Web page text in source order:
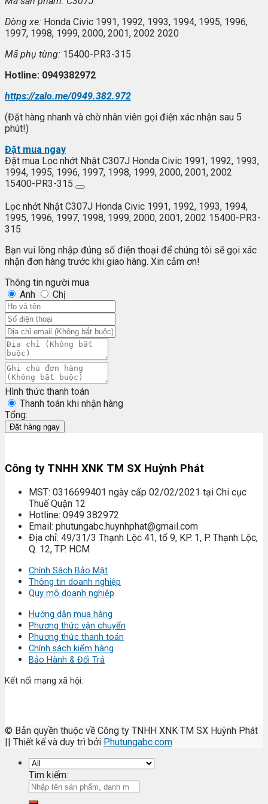
Dòng xe: Honda Civic 1991, 1992, 1993, 1994, 1995, 1996,
1997, 1998, 1999, 2000, 2001, 2002 2020
Mã phụ tùng: 15400-PR3-315
Hotline: 0949382972
https://zalo.me/0949.382.972
(Đặt hàng nhanh và chờ nhân viên gọi điện xác nhận sau 5
phút!)
Đặt mua ngay
Đặt mua Lọc nhớt Nhật C307J Honda Civic 1991, 1992, 1993,
1994, 1995, 1996, 1997, 1998, 1999, 2000, 2001, 2002
15400-PR3-315
Lọc nhớt Nhật C307J Honda Civic 1991, 1992, 1993, 1994,
1995, 1996, 1997, 1998, 1999, 2000, 2001, 2002 15400-PR3-
315
Bạn vui lòng nhập đúng số điện thoại để chúng tôi sẽ gọi xác
nhận đơn hàng trước khi giao hàng. Xin cảm ơn!
Thông tin người mua
Anh
Chị
Hình thức thanh toán
Thanh toán khi nhận hàng
Tổng:
Đặt hàng ngay
Công ty TNHH XNK TM SX Huỳnh Phát
MST: 0316699401 ngày cấp 02/02/2021 tại Chi cục
Thuế Quận 12
Hotline: 0949 382972
Email: phutungabc.huynhphat@gmail.com
Địa chỉ: 49/31/3 Thạnh Lộc 41, tổ 9, KP. 1, P. Thạnh Lộc,
Q. 12, TP. HCM
Chính Sách Bảo Mật
Thông tin doanh nghiệp
Quy mô doanh nghiệp
Hướng dẫn mua hàng
Phương thức vận chuyển
Phương thức thanh toán
Chính sách kiểm hàng
Bảo Hành & Đổi Trả
Kết nối mạng xã hội:
© Bản quyền thuộc về Công ty TNHH XNK TM SX Huỳnh Phát
|| Thiết kế và duy trì bởi Phutungabc.com
Tìm kiếm: